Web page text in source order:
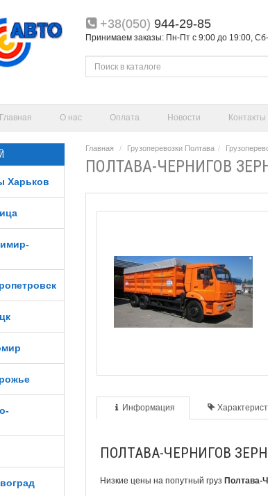
+38(050) 944-29-85
Принимаем заказы: Пн-Пт с 9:00 до 19:00,
Главная О нас Оплата Новости Контакты
Харьков
Главная Грузоперевозки Полтава
ПОЛТАВА-ЧЕРНИГОВ
Информация
ПОЛТАВА-ЧЕРНИГОВ
Низкие цены напопутный груз Полтава-